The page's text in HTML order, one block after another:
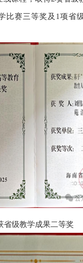
比赛三等奖及 1 项省
省级教学成果二等奖